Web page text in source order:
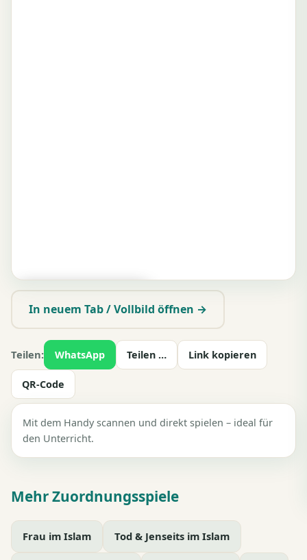
▶ Zum Spielen tippen
In neuem Tab / Vollbild öffnen →
Teilen: WhatsApp Teilen … Link kopieren
QR-Code
Mit dem Handy scannen und direkt spielen – ideal für
den Unterricht.
Mehr Zuordnungsspiele
Frau im Islam Tod & Jenseits im Islam